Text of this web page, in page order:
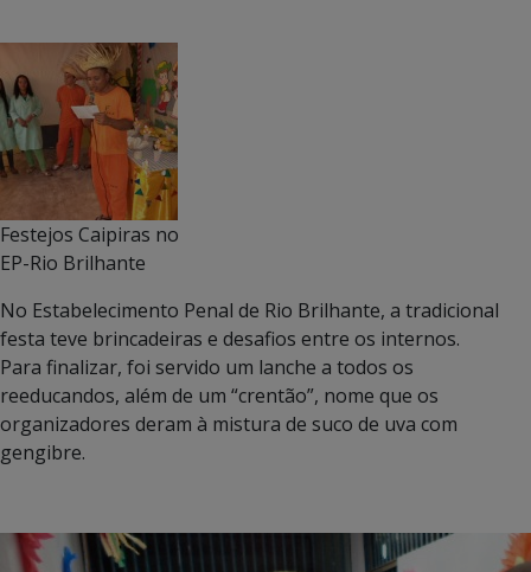
Festejos Caipiras no
EP-Rio Brilhante
No Estabelecimento Penal de Rio Brilhante, a tradicional
festa teve brincadeiras e desafios entre os internos.
Para finalizar, foi servido um lanche a todos os
reeducandos, além de um “crentão”, nome que os
organizadores deram à mistura de suco de uva com
gengibre.